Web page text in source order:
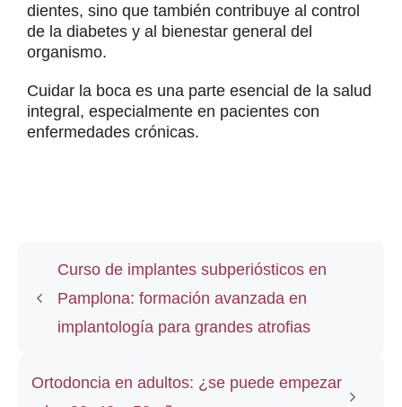
dientes, sino que también contribuye al control
de la diabetes y al bienestar general del
organismo.
Cuidar la boca es una parte esencial de la salud
integral, especialmente en pacientes con
enfermedades crónicas.
Curso de implantes subperiósticos en
Pamplona: formación avanzada en
implantología para grandes atrofias
Ortodoncia en adultos: ¿se puede empezar